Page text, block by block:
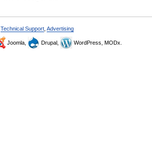
Technical Support Advertising
Joomla, Drupal, WordPress, MODx.